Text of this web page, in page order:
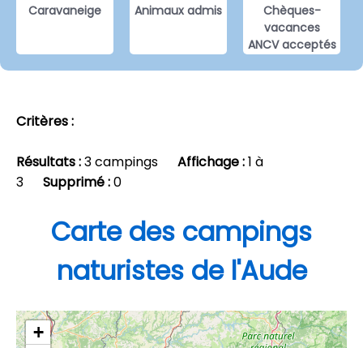
Caravaneige Animaux admis
Chèques-
vacances
ANCV acceptés
Critères :
Résultats :3 campings Affichage :1 à
3 Supprimé :0
Carte des campings
naturistes de l'Aude
+